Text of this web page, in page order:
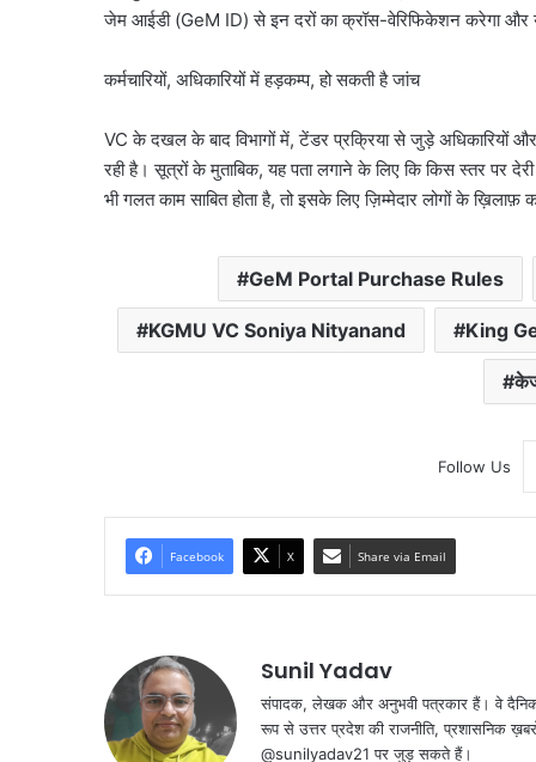
जेम आईडी (GeM ID) से इन दरों का क्रॉस-वेरिफिकेशन करेगा और
कर्मचारियों, अधिकारियों में हड़कम्‍प, हो सकती है जांच
VC के दखल के बाद विभागों में, टेंडर प्रक्रिया से जुड़े अधिकारियों
रही है। सूत्रों के मुताबिक, यह पता लगाने के लिए कि किस स्तर पर
भी गलत काम साबित होता है, तो इसके लिए ज़िम्मेदार लोगों के ख़िलाफ़
GeM Portal Purchase Rules
KGMU VC Soniya Nityanand King
Follow Us
Facebook X Share via Email
Sunil Yadav
संपादक, लेखक और अनुभवी पत्रकार हैं। वे
रूप से उत्तर प्रदेश की राजनीति, प्रशासनिक
@sunilyadav21 पर जुड़ सकते हैं।